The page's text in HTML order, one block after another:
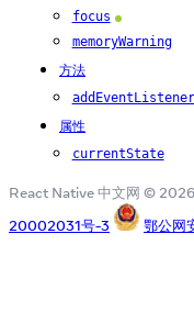
focus Android
memoryWarning
方法
属性
currentState
React Native 中文网 ©
20002031号-3
鄂公网